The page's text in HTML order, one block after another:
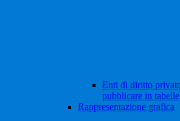
Enti di diritto
pubblicare in
Rappresentazione grafica